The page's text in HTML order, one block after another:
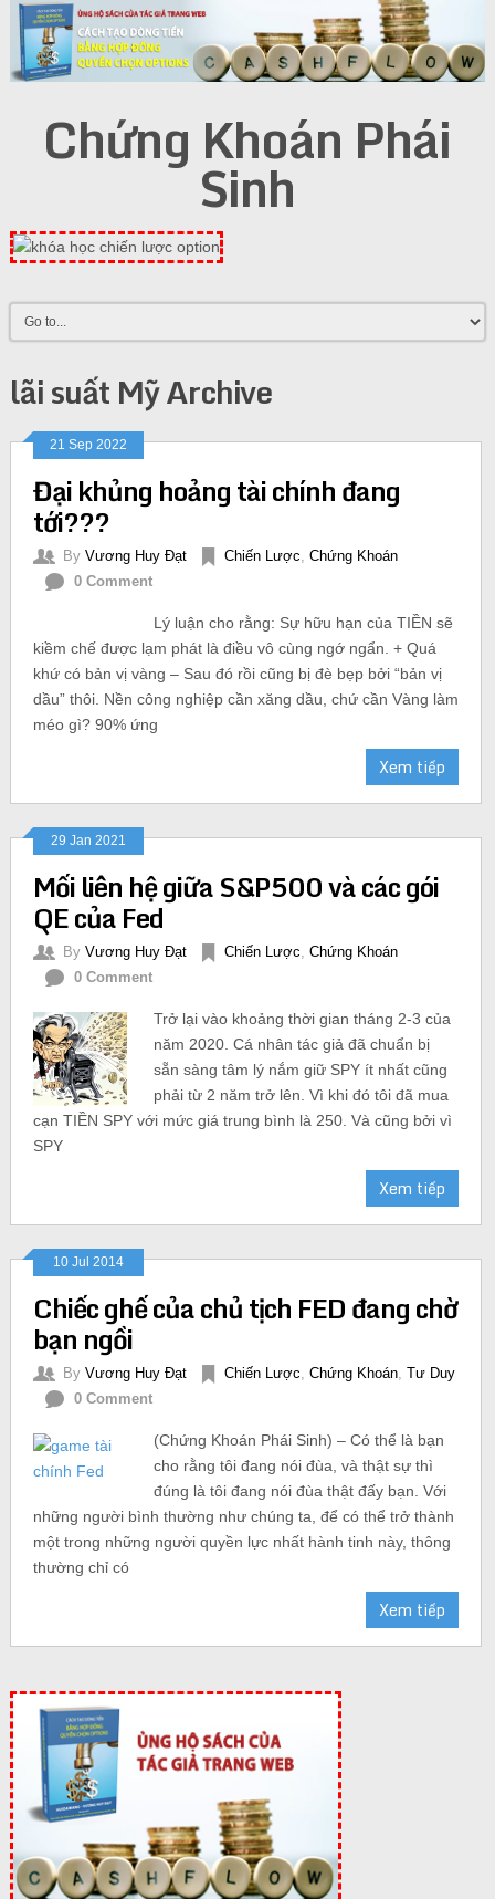
Chứng Khoán Phái
Sinh
lãi suất Mỹ Archive
21 Sep 2022
Đại khủng hoảng tài chính đang
tới???
By Vương Huy Đạt Chiến Lược Chứng Khoán
0 Comment
Lý luận cho rằng: Sự hữu hạn của TIỀN sẽ
kiềm chế được lạm phát là điều vô cùng ngớ ngẩn. + Quá
khứ có bản vị vàng – Sau đó rồi cũng bị đè bẹp bởi “bản vị
dầu” thôi. Nền công nghiệp cần xăng dầu, chứ cần Vàng làm
méo gì? 90% ứng
Xem tiếp
29 Jan 2021
Mối liên hệ giữa S&P500 và các gói
QE của Fed
By Vương Huy Đạt Chiến Lược Chứng Khoán
0 Comment
Trở lại vào khoảng thời gian tháng 2-3 của
năm 2020. Cá nhân tác giả đã chuẩn bị
sẵn sàng tâm lý nắm giữ SPY ít nhất cũng
phải từ 2 năm trở lên. Vì khi đó tôi đã mua
cạn TIỀN SPY với mức giá trung bình là 250. Và cũng bởi vì
SPY
Xem tiếp
10 Jul 2014
Chiếc ghế của chủ tịch FED đang chờ
bạn ngồi
By Vương Huy Đạt Chiến Lược Chứng Khoán, Tư Duy
0 Comment
(Chứng Khoán Phái Sinh) – Có thể là bạn
cho rằng tôi đang nói đùa, và thật sự thì
đúng là tôi đang nói đùa thật đấy bạn. Với
những người bình thường như chúng ta, để có thể trở thành
một trong những người quyền lực nhất hành tinh này, thông
thường chỉ có
Xem tiếp